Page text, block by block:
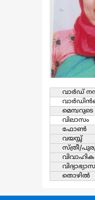
വാര്‍ഡ്‌
വിലാസം
ഫോൺ
വയസ്സ്
സ്ത്രീ/
തൊഴില്‍